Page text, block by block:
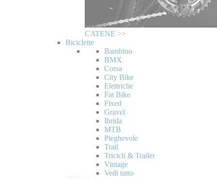
CATENE >>
Biciclette
Bambino
BMX
Corsa
City Bike
Elettriche
Fat Bike
Fixed
Gravel
Ibrida
MTB
Pieghevole
Trail
Tricicli & Trailer
Vintage
Vedi tutto